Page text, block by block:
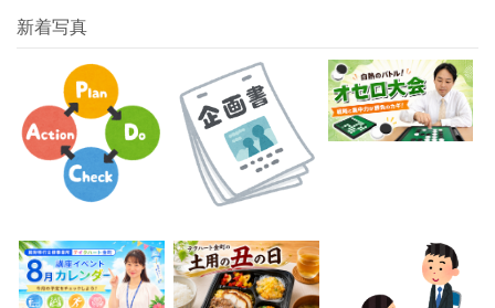
新着写真